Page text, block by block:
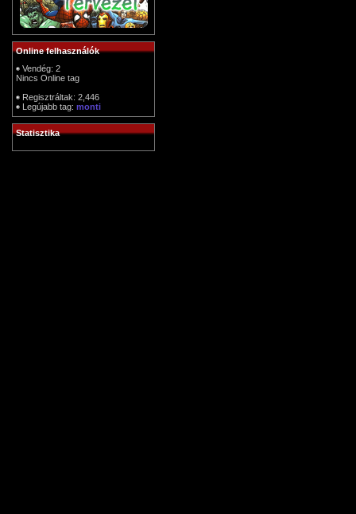
Online felhasználók
Vendég: 2
Nincs Online tag
Regisztráltak: 2,446
Legújabb tag: monti
Statisztika